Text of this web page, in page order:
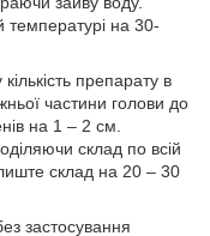
температурі на 30-
препарату в
частини голови до
на 1 – 2 см.
склад по всій
склад на 20 – 30
застосування